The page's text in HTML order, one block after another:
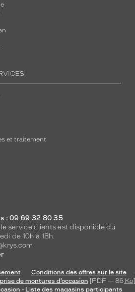
et traitement
: 09 69 32 80 35
service clients est disponible du
de 10h à 18h.
Conditions des offres sur le site
de montures d’occasion [PDF — 86 Ko]
- Liste des magasins participants